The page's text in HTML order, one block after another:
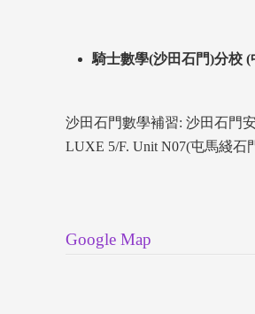
騎士數學(沙田石門)分校 (
沙田石門數學補習: 沙田石門
LUXE 5/F. Unit N07(屯馬綫石
Google Map